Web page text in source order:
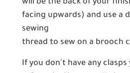
will be the back of your
facing upwards) and use a
sewing
thread to sew on a brooch
If you don't have any clasps